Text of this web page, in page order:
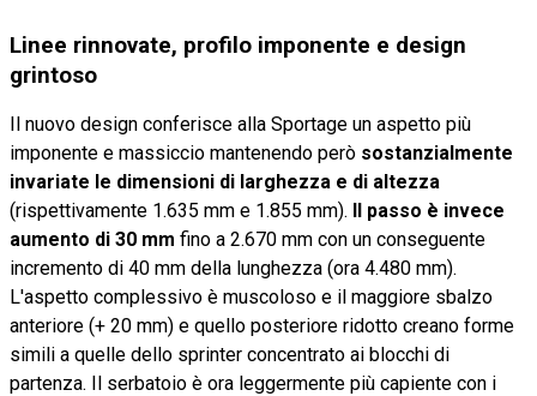
Linee rinnovate, profilo imponente e design
grintoso
Il nuovo design conferisce alla Sportage un aspetto più
imponente e massiccio mantenendo però sostanzialmente
invariate le dimensioni di larghezza e di altezza
(rispettivamente 1.635 mm e 1.855 mm). Il passo è invece
aumento di 30 mm fino a 2.670 mm con un conseguente
incremento di 40 mm della lunghezza (ora 4.480 mm).
L'aspetto complessivo è muscoloso e il maggiore sbalzo
anteriore (+ 20 mm) e quello posteriore ridotto creano forme
simili a quelle dello sprinter concentrato ai blocchi di
partenza. Il serbatoio è ora leggermente più capiente con i